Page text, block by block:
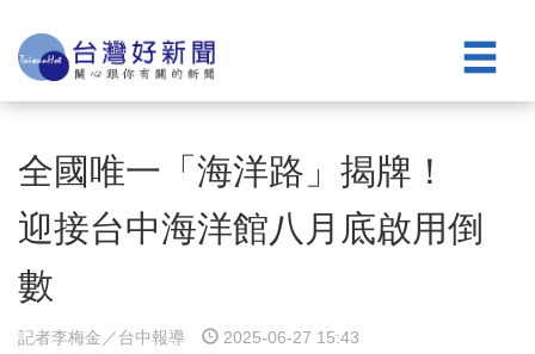
全國唯一「海洋路」揭牌！
迎接台中海洋館八月底啟用倒
數
記者李梅金／台中報導 2025-06-27 15:43